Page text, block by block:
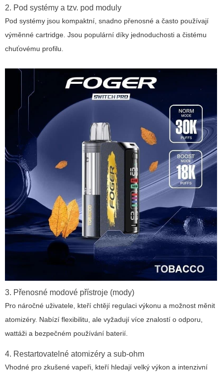
2. Pod systémy a tzv. pod moduly
Pod systémy jsou kompaktní, snadno přenosné a často používají
výměnné cartridge. Jsou populární díky jednoduchosti a čistému
chuťovému profilu.
3. Přenosné modové přístroje (mody)
Pro náročné uživatele, kteří chtějí regulaci výkonu a možnost měnit
atomizéry. Nabízí flexibilitu, ale vyžadují více znalostí o odporu,
wattáži a bezpečném používání baterií.
4. Restartovatelné atomizéry a sub-ohm
Vhodné pro zkušené vapeři, kteří hledají velký výkon a intenzivní